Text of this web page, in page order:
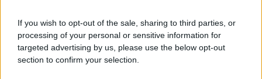
If you wish to opt-out of the sale, sharing to third parties, or
processing of your personal or sensitive information for
targeted advertising by us, please use the below opt-out
section to confirm your selection.
© 2026 - Pianeta Design - P.IVA 04827280654 - Testata
Registrata Al Tribunale Di Nocera Inferiore N. 8/2020 - RG N.